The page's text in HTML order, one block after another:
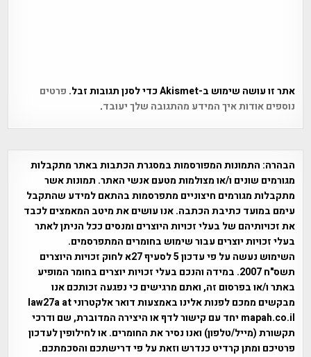
אתר זו עושה שימוש ב-Akismet כדי לסנן תגובות זבל.
פרטים
נוספים אודות איך המידע מהתגובה שלך יעובד.
הבהרה: התמונות המפורסמות במסגרת הכתבות באתר מתקבלות
מגורמים שונים ו/או מצולמות מטעם אנשי האתר. תמונות אשר
מתקבלות מגורמים חיצוניים מתפרסמות בהתאם למידע שהתקבל
עימם במועד כתיבת הכתבה. אנו עושים את מיטב המאמצים לכבד
את זכויותיהם של בעלי זכויות היוצרים ומנסים ככל הניתן לאתר
בעלי זכויות יוצרים עבור שימוש בחומרים המתפרסמים.
השימוש נעשה על פי עדכון 5 לסעיף 27א לחוק זכויות היוצרים
תשס"ח 2007. במידה והנכם בעלי זכויות יוצרים בחומר המופיע
באתר ו/או בפרסום זה, ואתם מרגישים כי נפגעה זכותכם אנו
מבקשים ממכם לפנות אלינו באמצעות דואר אלקטרוני law27a at
mapah.co.il יחד עם קישור לדף או היצירה המדוברת, שם ודרכי
תקשורת (מייל/טלפון) ואנו נסיר את החומרים. או לחילופין לעדכון
פרטיכם ומתן קרדיט כנדרש וזאת על פי דרישתכם והסכמתכם.